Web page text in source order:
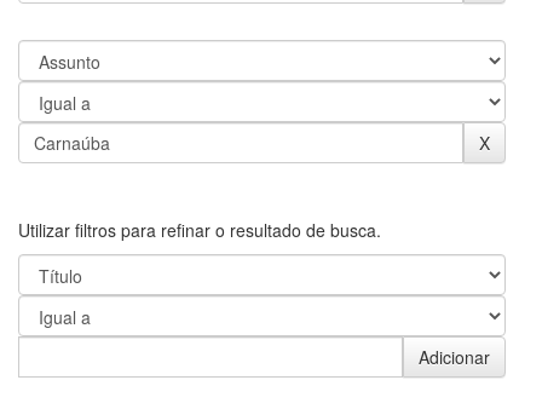
Utilizar filtros para refinar o resultado de busca.